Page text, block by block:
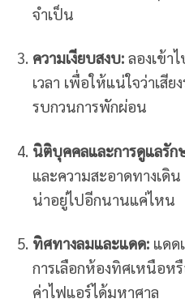
จำเป็น
ความเงียบสงบ:ลองเข้า
เวลา เพื่อให้แน่ใจว่าเสี
รบกวนการพักผ่อน
นิติบุคคลและการดูแลรัก
และความสะอาดทางเดิ
น่าอยู่ไปอีกนานแค่ไหน
ทิศทางลมและแดด:แดด
การเลือกห้องทิศเหนือห
ค่าไฟแอร์ได้มหาศาล